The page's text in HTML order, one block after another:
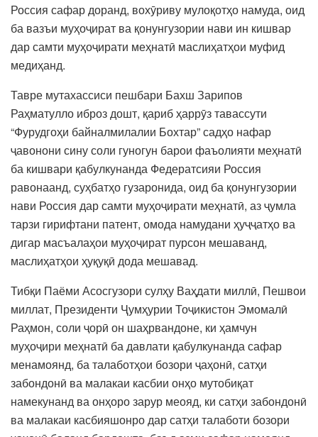
Россия сафар доранд, вохӯриву мулоқотҳо намуда, оид
ба вазъи муҳоҷират ва қонунгузории нави ин кишвар
дар самти муҳоҷирати меҳнатӣ маслиҳатҳои муфид
медиҳанд.
Тавре мутахассиси пешбари Бахш Зарипов
Раҳматулло иброз дошт, қариб ҳаррӯз тавассути
“Фурудгоҳи байналмилалии Бохтар” садҳо нафар
ҷавонони сину соли гуногун барои фаъолияти меҳнатӣ
ба кишвари қабулкунанда Федератсияи Россия
равонаанд, суҳбатҳо гузаронида, оид ба қонунгузории
нави Россия дар самти муҳоҷирати меҳнатӣ, аз ҷумла
тарзи гирифтани патент, омода намудани ҳуҷҷатҳо ва
дигар масъалаҳои муҳоҷират пурсон мешаванд,
маслиҳатҳои ҳуқуқӣ дода мешавад.
Тибқи Паёми Асосгузори сулҳу Ваҳдати миллӣ, Пешвои
миллат, Президенти Ҷумҳурии Тоҷикистон Эмомалӣ
Раҳмон, соли ҷорӣ он шаҳрвандоне, ки ҳамчун
муҳоҷири меҳнатӣ ба давлати қабулкунанда сафар
менамоянд, ба талаботҳои бозори ҷаҳонӣ, сатҳи
забондонӣ ва малакаи касбии онҳо мутобиқат
намекунанд ва онҳоро зарур меояд, ки сатҳи забондонӣ
ва малакаи касбияшонро дар сатҳи талаботи бозори